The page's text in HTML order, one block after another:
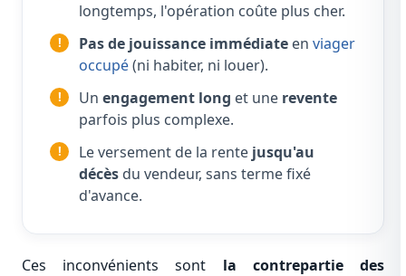
longtemps, l'opération coûte plus cher.
Pas de jouissance immédiate en viager
occupé(ni habiter, ni louer).
Un engagement long et une revente
parfois plus complexe.
Le versement de la rente jusqu'au
décès du vendeur, sans terme fixé
d'avance.
Ces inconvénients sont la contrepartie des